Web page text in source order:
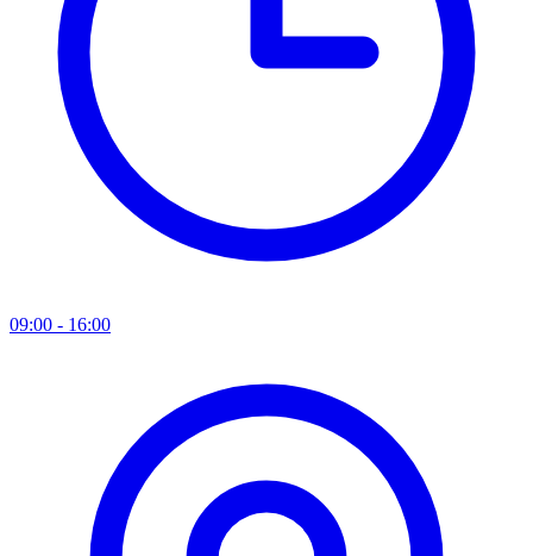
09:00 - 16:00